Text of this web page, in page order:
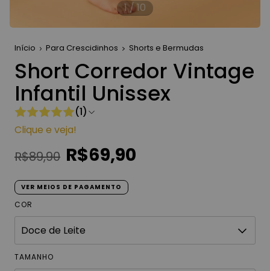
1 /10
Início Para Crescidinhos Shorts e Bermudas
Short Corredor Vintage
Infantil Unissex
(1)
Clique e veja!
R$89,90 R$69,90
VER MEIOS DE PAGAMENTO
COR
TAMANHO